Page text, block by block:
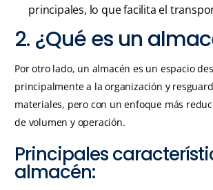
principales, lo que facilita el
2. ¿Qué es un
Por otro lado, un almacén es un espacio
principalmente a la organización y
materiales, pero con un enfoque más
de volumen y operación.
Principales
almacén: